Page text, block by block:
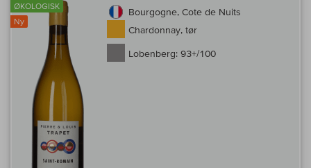
ØKOLOGISK
Ny
Bourgogne, Cote de Nuits
Chardonnay, tør
Lobenberg: 93+/100